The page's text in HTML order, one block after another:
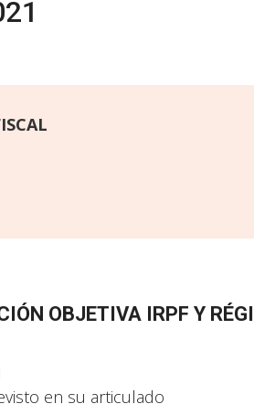
OBJETIVA IRPF Y
en su articulado